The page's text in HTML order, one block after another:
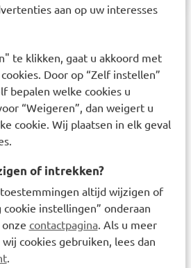
aan op uw interesses
te klikken, gaat u akkoord met
Door op “Zelf instellen”
bepalen welke cookies u
“Weigeren”, dan weigert u
cookie. Wij plaatsen in elk geval
of intrekken?
altijd wijzigen of
instellingen” onderaan
contactpagina. Als u meer
cookies gebruiken, lees dan
.
Pleister
Prijs: € 44,95
€44,95